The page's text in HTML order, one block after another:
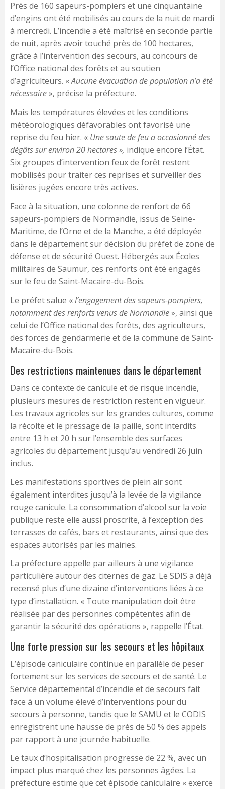
Près de 160 sapeurs-pompiers et une cinquantaine
d’engins ont été mobilisés au cours de la nuit de mardi
à mercredi. L’incendie a été maîtrisé en seconde partie
de nuit, après avoir touché près de 100 hectares,
grâce à l’intervention des secours, au concours de
l’Office national des forêts et au soutien
d’agriculteurs. «Aucune évacuation de population n’a été
nécessaire», précise la préfecture.
Mais les températures élevées et les conditions
météorologiques défavorables ont favorisé une
reprise du feu hier. « Une saute de feu a occasionné des
dégâts sur environ 20 hectares », indique encore l’État.
Six groupes d’intervention feux de forêt restent
mobilisés pour traiter ces reprises et surveiller des
lisières jugées encore très actives.
Face à la situation, une colonne de renfort de 66
sapeurs-pompiers de Normandie, issus de Seine-
Maritime, de l’Orne et de la Manche, a été déployée
dans le département sur décision du préfet de zone de
défense et de sécurité Ouest. Hébergés aux Écoles
militaires de Saumur, ces renforts ont été engagés
sur le feu de Saint-Macaire-du-Bois.
Le préfet salue «l’engagement des sapeurs-pompiers,
notamment des renforts venus de Normandie», ainsi que
celui de l’Office national des forêts, des agriculteurs,
des forces de gendarmerie et de la commune de Saint-
Macaire-du-Bois.
Des restrictions maintenues dans le département
Dans ce contexte de canicule et de risque incendie,
plusieurs mesures de restriction restent en vigueur.
Les travaux agricoles sur les grandes cultures, comme
la récolte et le pressage de la paille, sont interdits
entre 13 h et 20 h sur l’ensemble des surfaces
agricoles du département jusqu’au vendredi 26 juin
inclus.
Les manifestations sportives de plein air sont
également interdites jusqu’à la levée de la vigilance
rouge canicule. La consommation d’alcool sur la voie
publique reste elle aussi proscrite, à l’exception des
terrasses de cafés, bars et restaurants, ainsi que des
espaces autorisés par les mairies.
La préfecture appelle par ailleurs à une vigilance
particulière autour des citernes de gaz. Le SDIS a déjà
recensé plus d’une dizaine d’interventions liées à ce
type d’installation. « Toute manipulation doit être
réalisée par des personnes compétentes afin de
garantir la sécurité des opérations », rappelle l’État.
Une forte pression sur les secours et les hôpitaux
L’épisode caniculaire continue en parallèle de peser
fortement sur les services de secours et de santé. Le
Service départemental d’incendie et de secours fait
face à un volume élevé d’interventions pour du
secours à personne, tandis que le SAMU et le CODIS
enregistrent une hausse de près de 50 % des appels
par rapport à une journée habituelle.
Le taux d’hospitalisation progresse de 22 %, avec un
impact plus marqué chez les personnes âgées. La
préfecture estime que cet épisode caniculaire « exerce